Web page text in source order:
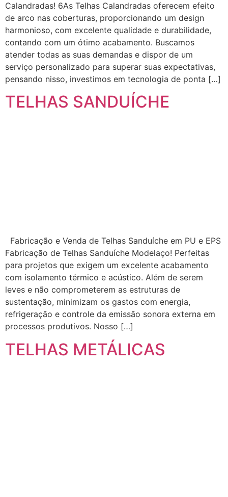
Calandradas! 6As Telhas Calandradas oferecem efeito
de arco nas coberturas, proporcionando um design
harmonioso, com excelente qualidade e durabilidade,
contando com um ótimo acabamento. Buscamos
atender todas as suas demandas e dispor de um
serviço personalizado para superar suas expectativas,
pensando nisso, investimos em tecnologia de ponta […]
TELHAS SANDUÍCHE
Fabricação e Venda de Telhas Sanduíche em PU e EPS
Fabricação de Telhas Sanduíche Modelaço! Perfeitas
para projetos que exigem um excelente acabamento
com isolamento térmico e acústico. Além de serem
leves e não comprometerem as estruturas de
sustentação, minimizam os gastos com energia,
refrigeração e controle da emissão sonora externa em
processos produtivos. Nosso […]
TELHAS METÁLICAS